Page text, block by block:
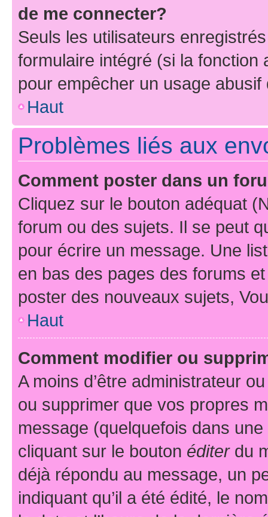
de me connecter?
Seuls les utilisateurs
formulaire intégré (si la fonction
pour empêcher un usage
Haut
Problèmes liés aux
Comment poster dans un
Cliquez sur le bouton adéquat
forum ou des sujets. Il se peut
pour écrire un message. Une
en bas des pages des forums
poster des nouveaux sujets,
Haut
Comment modifier ou
A moins d’être administrateur
ou supprimer que vos propres
message (quelquefois dans
cliquant sur le bouton éditerdu
déjà répondu au message, un
indiquant qu’il a été édité, le